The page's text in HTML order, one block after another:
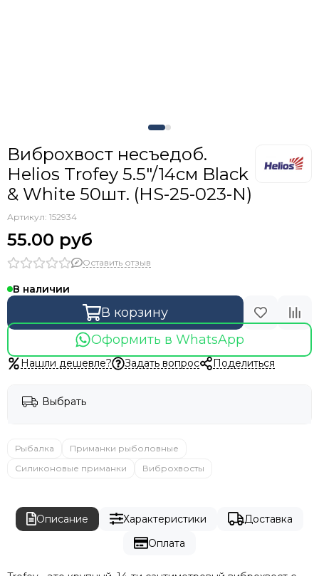
Виброхвост несъедоб.
Helios Trofey 5.5"/14см Black
& White 50шт. (HS-25-023-N)
Артикул: 152934
55.00 руб
Оставить отзыв
В наличии
В корзину
Оформить в WhatsApp
Нашли дешевле? Задать вопрос Поделиться
Выбрать
Рыбалка
Приманки рыболовные
Силиконовые приманки
Виброхвосты
Описание Характеристики
Доставка
Оплата